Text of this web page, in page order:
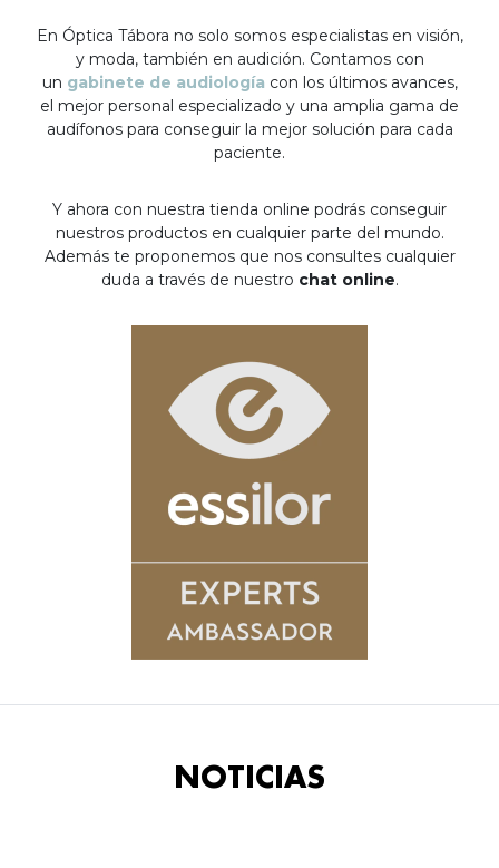
En Óptica Tábora no solo somos especialistas en visión,
y moda, también en audición. Contamos con
un gabinete de audiología con los últimos avances,
el mejor personal especializado y una amplia gama de
audífonos para conseguir la mejor solución para cada
paciente.
Y ahora con nuestra tienda online podrás conseguir
nuestros productos en cualquier parte del mundo.
Además te proponemos que nos consultes cualquier
duda a través de nuestro chat online.
NOTICIAS